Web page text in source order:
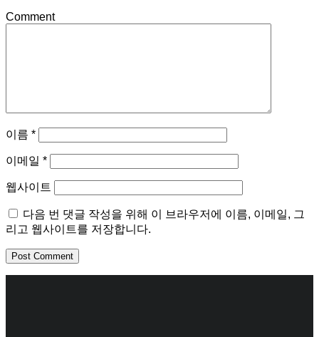
Comment
이름 *
이메일 *
웹사이트
다음 번 댓글 작성을 위해 이 브라우저에 이름, 이메일, 그
리고 웹사이트를 저장합니다.